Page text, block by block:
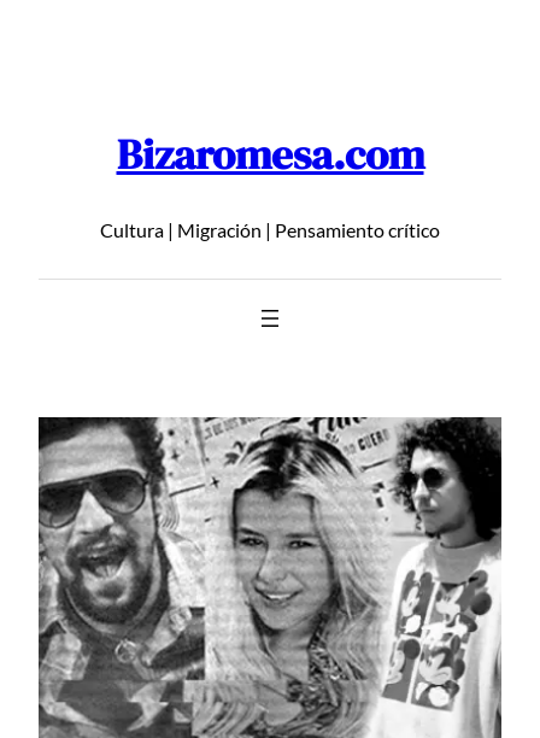
Bizaromesa.com
Cultura | Migración | Pensamiento crítico